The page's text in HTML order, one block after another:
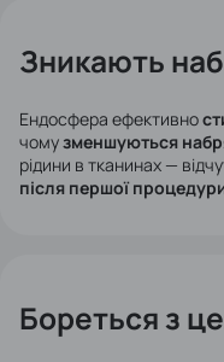
Зникають
Ендосфера ефективно
чомузменшуються
рідини в тканинах —
після першої
Бореться з